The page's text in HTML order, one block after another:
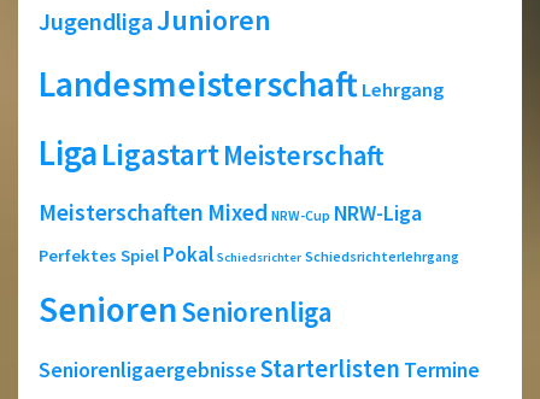
JugendligaJunioren
Landesmeisterschaft Lehrgang
LigaLigastartMeisterschaft
Meisterschaften Mixed NRW-Cup NRW-Liga
Perfektes Spiel Pokal Schiedsrichter Schiedsrichterlehrgang
SeniorenSeniorenliga
SeniorenligaergebnisseStarterlisten Termine